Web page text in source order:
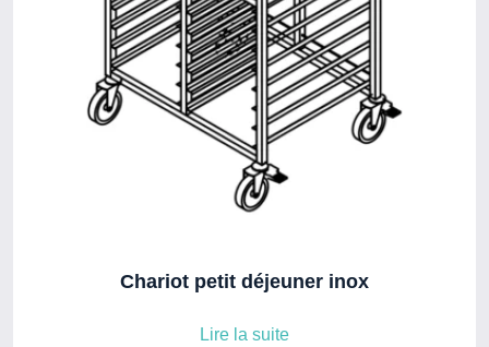
Chariot petit déjeuner inox
Lire la suite